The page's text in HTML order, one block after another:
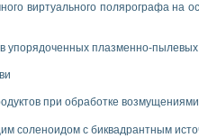
МИРЭА
систем МИРЭА
колледже связи и информатики
виртуального полярографа на
упорядоченных плазменно-пылевых
при обработке
соленоидом с биквадрантным